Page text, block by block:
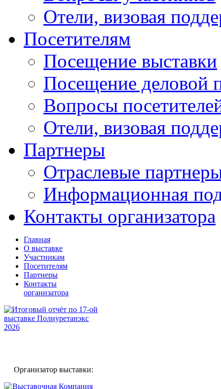
Отели, визовая
Посетителям
Посещение выставки
Посещение деловой
Вопросы
Отели, визовая
Партнеры
Отраслевые
Информационная
Контакты организатора
Главная
О выставке
Участникам
Посетителям
Партнеры
Контакты
организатора
Организатор выставки: